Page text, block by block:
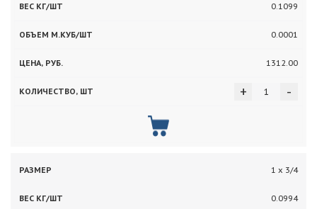
0.1099
0.0001
1312.00
-
+
1 х 3/4
0.0994